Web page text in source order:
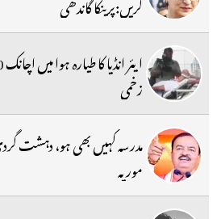
زخمی
مدرسہ کہیں بھی ہو، دہشت
موریہ